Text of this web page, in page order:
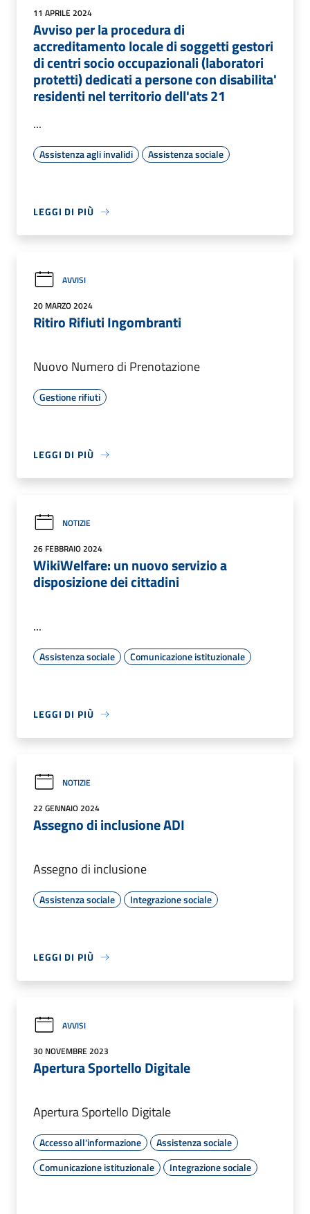
11 APRILE 2024
Avviso per la procedura di
accreditamento locale di soggetti gestori
di centri socio occupazionali (laboratori
protetti) dedicati a persone con disabilita'
residenti nel territorio dell'ats 21
...
Assistenza agli invalidi Assistenza sociale
LEGGI DI PIÙ
AVVISI
20 MARZO 2024
Ritiro Rifiuti Ingombranti
Nuovo Numero di Prenotazione
Gestione rifiuti
LEGGI DI PIÙ
NOTIZIE
26 FEBBRAIO 2024
WikiWelfare: un nuovo servizio a
disposizione dei cittadini
...
Assistenza sociale Comunicazione istituzionale
LEGGI DI PIÙ
NOTIZIE
22 GENNAIO 2024
Assegno di inclusione ADI
Assegno di inclusione
Assistenza sociale Integrazione sociale
LEGGI DI PIÙ
AVVISI
30 NOVEMBRE 2023
Apertura Sportello Digitale
Apertura Sportello Digitale
Accesso all'informazione
Assistenza sociale
Comunicazione istituzionale
Integrazione sociale